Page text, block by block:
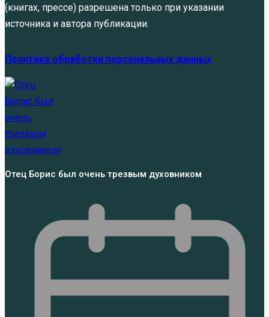
(книгах, прессе) разрешена только при указании
источника и автора публикации.
Политика обработки персональных данных
Отец Борис был очень трезвым духовником